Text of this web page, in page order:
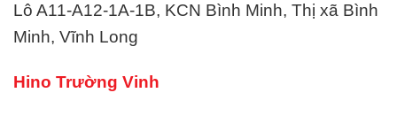
Lô A11-A12-1A-1B, KCN Bình Minh, Thị xã Bình
Minh, Vĩnh Long
Hino Trường Vinh